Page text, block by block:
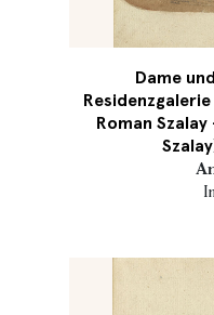
Dame
Roman